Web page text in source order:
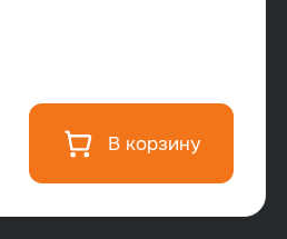
В корзину